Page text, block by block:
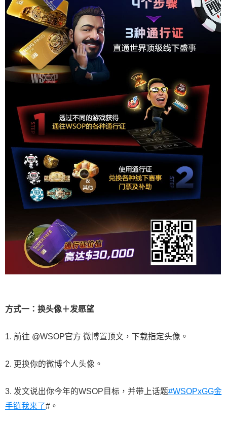
方式一：换头像＋发愿望
1. 前往 @WSOP官方 微博置顶文，下载指定头像。
2. 更换你的微博个人头像。
3. 发文说出你今年的WSOP目标，并带上话题#WSOPxGG金
手链我来了#。